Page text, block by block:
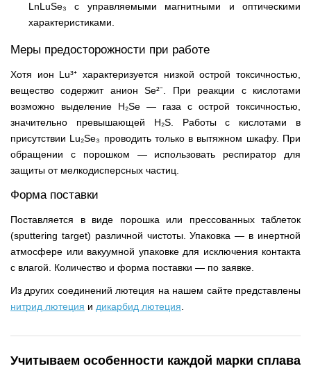
LnLuSe₃ с управляемыми магнитными и оптическими
характеристиками.
Меры предосторожности при работе
Хотя ион Lu³⁺ характеризуется низкой острой токсичностью,
вещество содержит анион Se²⁻. При реакции с кислотами
возможно выделение H₂Se — газа с острой токсичностью,
значительно превышающей H₂S. Работы с кислотами в
присутствии Lu₂Se₃ проводить только в вытяжном шкафу. При
обращении с порошком — использовать респиратор для
защиты от мелкодисперсных частиц.
Форма поставки
Поставляется в виде порошка или прессованных таблеток
(sputtering target) различной чистоты. Упаковка — в инертной
атмосфере или вакуумной упаковке для исключения контакта
с влагой. Количество и форма поставки — по заявке.
Из других соединений лютеция на нашем сайте представлены
нитрид лютеция и дикарбид лютеция
Учитываем особенности каждой марки сплава